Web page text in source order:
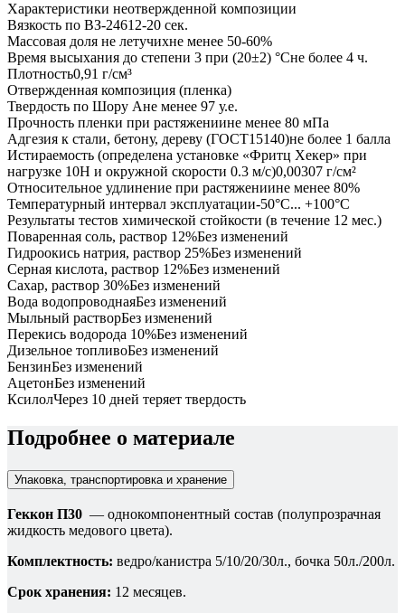
Характеристики неотвержденной композиции
Вязкость по ВЗ-24612-20 сек.
Массовая доля не летучихне менее 50-60%
Время высыхания до степени 3 при (20±2) °Сне более 4 ч.
Плотность0,91 г/см³
Отвержденная композиция (пленка)
Твердость по Шору Ане менее 97 у.е.
Прочность пленки при растяжениине менее 80 мПа
Адгезия к стали, бетону, дереву (ГОСТ15140)не более 1 балла
Истираемость (определена установке «Фритц Хекер» при
нагрузке 10Н и окружной скорости 0.3 м/с)0,00307 г/см²
Относительное удлинение при растяжениине менее 80%
Температурный интервал эксплуатации-50°С... +100°С
Результаты тестов химической стойкости (в течение 12 мес.)
Поваренная соль, раствор 12%Без изменений
Гидроокись натрия, раствор 25%Без изменений
Серная кислота, раствор 12%Без изменений
Сахар, раствор 30%Без изменений
Вода водопроводнаяБез изменений
Мыльный растворБез изменений
Перекись водорода 10%Без изменений
Дизельное топливоБез изменений
БензинБез изменений
АцетонБез изменений
КсилолЧерез 10 дней теряет твердость
Подробнее о материале
Упаковка, транспортировка и хранение
Геккон П30 — однокомпонентный состав (полупрозрачная
жидкость медового цвета).
Комплектность: ведро/канистра 5/10/20/30л., бочка 50л./200л.
Срок хранения: 12 месяцев.